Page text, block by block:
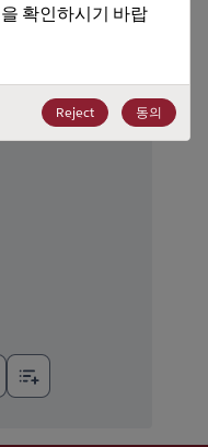
을 확인하시기 바랍
Reject 동의